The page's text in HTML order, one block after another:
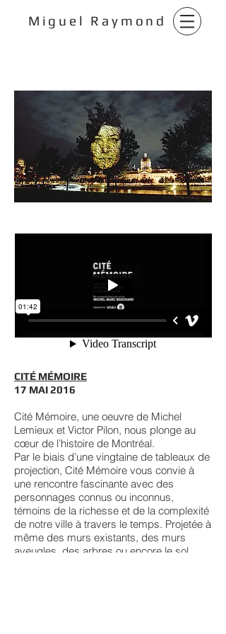
Miguel Raymond
CITÉ MÉMOIRE
17 MAI 2016
Cité Mémoire, une oeuvre de Michel
Lemieux et Victor Pilon, nous plonge au
cœur de l’histoire de Montréal.
Par le biais d’une vingtaine de tableaux de
projection, Cité Mémoire vous convie à
une rencontre fascinante avec des
personnages connus ou inconnus,
témoins de la richesse et de la complexité
de notre ville à travers le temps. Projetée à
même des murs existants, des murs
aveugles, des arbres ou encore le sol,